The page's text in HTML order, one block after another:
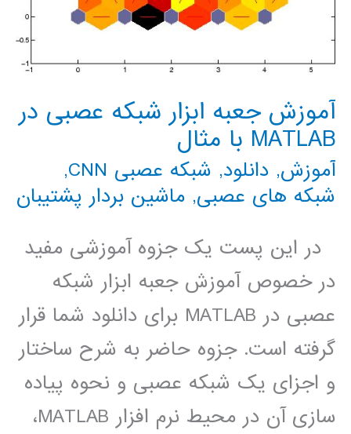
آموزش جعبه ابزار شبکه عصبی در
MATLAB با مثال
آموزش, دانلود, شبکه عصبی CNN
,
شبکه های عصبی, ماشین بردار پشتیبان
در این پست یک جزوه آموزشی مفید
در خصوص آموزش جعبه ابزار شبکه
عصبی در MATLAB برای دانلود شما قرار
گرفته است. جزوه حاضر به شرح ساختار
و اجزای یک شبکه عصبی و نحوه پیاده
سازی آن در محیط نرم افزار MATLAB،